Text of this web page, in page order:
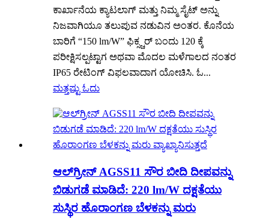
ಕಾರ್ಖಾನೆಯ ಕ್ಯಾಟಲಾಗ್ ಮತ್ತು ನಿಮ್ಮ ಸೈಟ್ ಅನ್ನು
ನಿಜವಾಗಿಯೂ ತಲುಪುವ ನಡುವಿನ ಅಂತರ. ಕೊನೆಯ
ಬಾರಿಗೆ “150 lm/W” ಫಿಕ್ಸ್ಚರ್ ಬಂದು 120 ಕ್ಕೆ
ಪರೀಕ್ಷಿಸಲ್ಪಟ್ಟಾಗ ಅಥವಾ ಮೊದಲ ಮಳೆಗಾಲದ ನಂತರ
IP65 ರೇಟಿಂಗ್ ವಿಫಲವಾದಾಗ ಯೋಚಿಸಿ. ಓ...
ಮತ್ತಷ್ಟು ಓದು
ಆಲ್‌ಗ್ರೀನ್ AGSS11 ಸೌರ ಬೀದಿ ದೀಪವನ್ನು
ಬಿಡುಗಡೆ ಮಾಡಿದೆ: 220 lm/W ದಕ್ಷತೆಯು
ಸುಸ್ಥಿರ ಹೊರಾಂಗಣ ಬೆಳಕನ್ನು ಮರು